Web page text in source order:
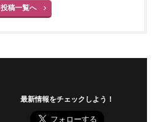
投稿一覧へ
最新情報をチェックしよう！